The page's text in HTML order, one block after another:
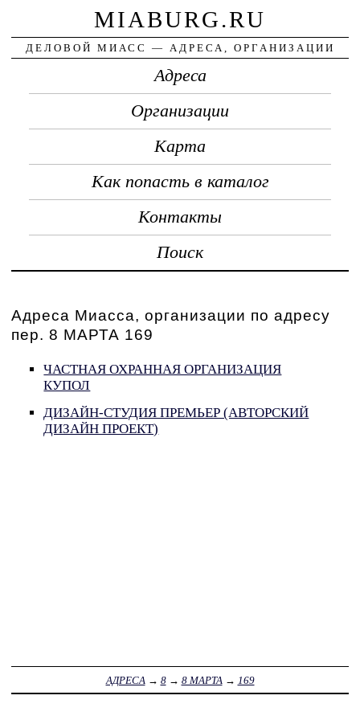
MIABURG.RU
ДЕЛОВОЙ МИАСС — АДРЕСА, ОРГАНИЗАЦИИ
Адреса
Организации
Карта
Как попасть в каталог
Контакты
Поиск
Адреса Миасса, организации по адресу
пер. 8 МАРТА 169
ЧАСТНАЯ ОХРАННАЯ ОРГАНИЗАЦИЯ
КУПОЛ
ДИЗАЙН-СТУДИЯ ПРЕМЬЕР (АВТОРСКИЙ
ДИЗАЙН ПРОЕКТ)
АДРЕСА → 8→ 8 МАРТА → 169